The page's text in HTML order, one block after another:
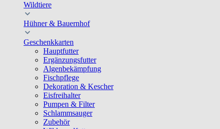
Wildtiere
Hühner & Bauernhof
Geschenkkarten
Hauptfutter
Ergänzungsfutter
Algenbekämpfung
Fischpflege
Dekoration & Kescher
Eisfreihalter
Pumpen & Filter
Schlammsauger
Zubehör